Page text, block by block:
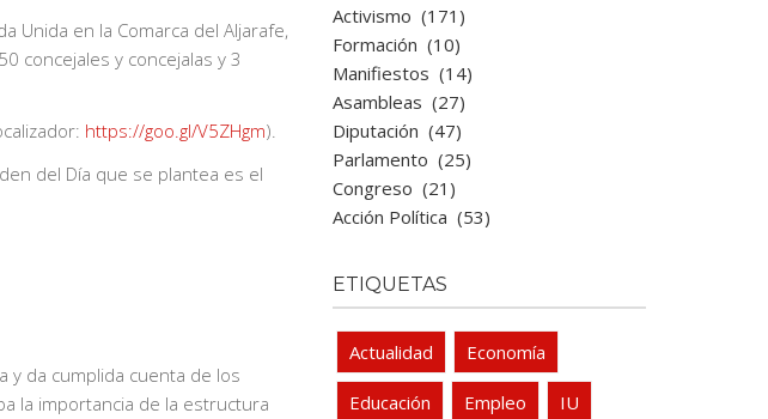
Unida en la Comarca del Aljarafe,
concejales y concejalas y 3
https://goo.gl/V5ZHgm).
del Día que se plantea es el
y da cumplida cuenta de los
la importancia de la estructura
Activismo (171)
Formación (10)
Manifiestos (14)
Asambleas (27)
Diputación (47)
Parlamento (25)
Congreso (21)
Acción Política (53)
ETIQUETAS
Actualidad Economía
Educación Empleo IU